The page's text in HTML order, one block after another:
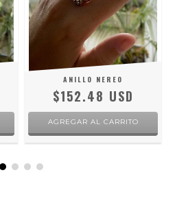
ANILLO NEREO
$152.48 USD
AGREGAR AL CARRITO